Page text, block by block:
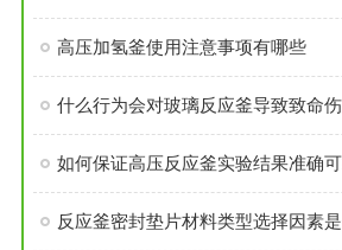
高压加氢釜使用注意事项有哪些
什么行为会对玻璃反应釜导致致命
如何保证高压反应釜实验结果准确
反应釜密封垫片材料类型选择因素